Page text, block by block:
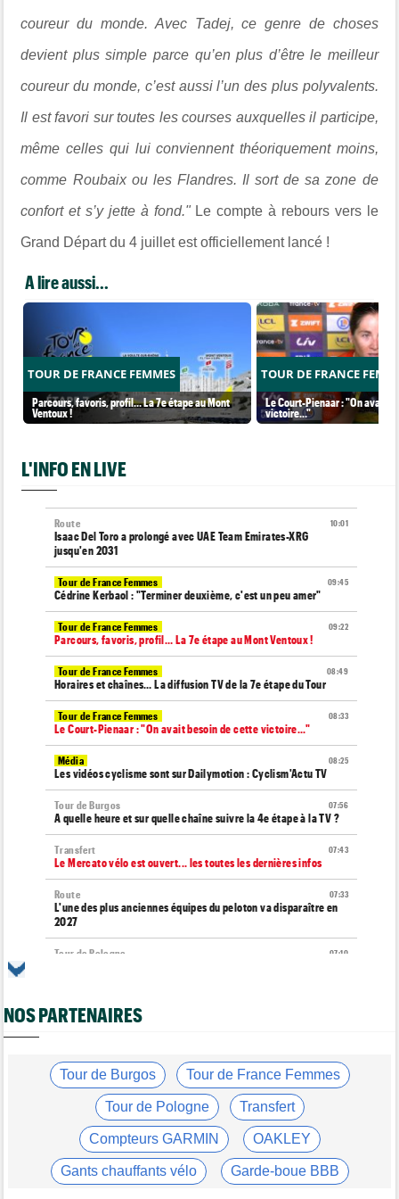
coureur du monde. Avec Tadej, ce genre de choses
devient plus simple parce qu’en plus d’être le meilleur
coureur du monde, c’est aussi l’un des plus polyvalents.
Il est favori sur toutes les courses auxquelles il participe,
même celles qui lui conviennent théoriquement moins,
comme Roubaix ou les Flandres. Il sort de sa zone de
confort et s’y jette à fond."Le compte à rebours vers le
Grand Départ du 4 juillet est officiellement lancé !
A lire aussi...
TOUR DE FRANCE FEMMES
Parcours, favoris, profil… La 7e étape au Mont
Ventoux !
TOUR DE FRANCE
Le Court-Pienaar : "On avait
victoire..."
L'INFO EN LIVE
10:01
Route
Isaac Del Toro a prolongé avec UAE Team Emirates-XRG
jusqu'en 2031
09:45
Tour de France Femmes
Cédrine Kerbaol : "Terminer deuxième, c'est un peu amer"
09:22
Tour de France Femmes
Parcours, favoris, profil… La 7e étape au Mont Ventoux !
08:49
Tour de France Femmes
Horaires et chaînes… La diffusion TV de la 7e étape du Tour
08:33
Tour de France Femmes
Le Court-Pienaar : "On avait besoin de cette victoire..."
08:25
Média
Les vidéos cyclisme sont sur Dailymotion : Cyclism'Actu TV
07:56
Tour de Burgos
A quelle heure et sur quelle chaîne suivre la 4e étape à la TV ?
07:43
Transfert
Le Mercato vélo est ouvert... les toutes les dernières infos
07:33
Route
L'une des plus anciennes équipes du peloton va disparaître en
2027
07:10
Tour de Pologne
Felix Gall : "L'objectif ? Conserver ce maillot de leader"
06/08
Transfert
Joe Blackmore devrait rejoindre une grosse formation
WorldTour
Tour de France Femmes
David Lappartient : "Le cyclisme féminin progresse, mais…"
NOS PARTENAIRES
Tour de Burgos Tour de France Femmes
Tour de Pologne Transfert
Compteurs GARMIN OAKLEY
Gants chauffants vélo Garde-boue BBB